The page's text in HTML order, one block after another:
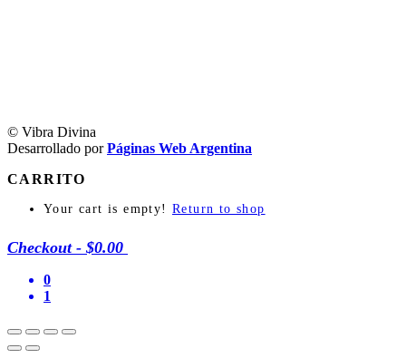
© Vibra Divina
Desarrollado porPáginas Web Argentina
CARRITO
Your cart is empty! Return to shop
Checkout - $0.00
0
1